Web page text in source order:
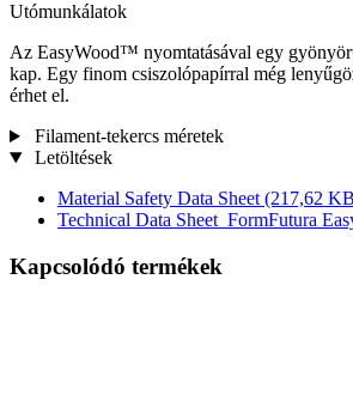
Utómunkálatok
Az EasyWood™ nyomtatásával egy
kap. Egy finom csiszolópapírral még
érhet el.
Filament-tekercs méretek
Letöltések
Material Safety Data Sheet (217,62
Technical Data Sheet_FormFutura
Kapcsolódó termékek